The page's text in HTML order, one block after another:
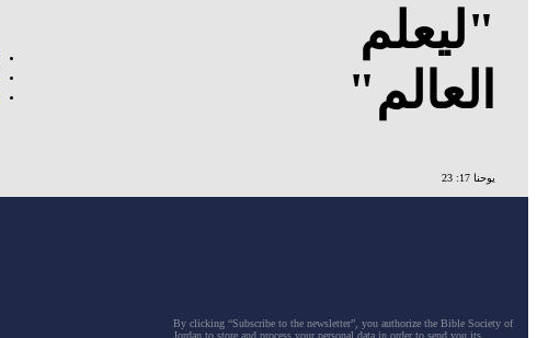
"ليعلم
العالم"
يوحنا 17: 23
By clicking “Subscribe to the newsletter”, you authorize the Bible Society of
Jordan to store and process your personal data in order to send you its